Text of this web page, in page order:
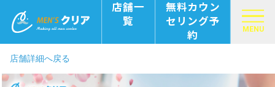
店舗一
覧
無料カウン
セリング予
約
MENU
店舗詳細へ戻る